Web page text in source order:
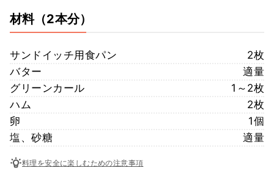
材料（2本分）
サンドイッチ用食パン
2枚
バター
適量
グリーンカール
1～2枚
ハム
2枚
卵
1個
塩、砂糖
適量
料理を安全に楽しむための注意事項